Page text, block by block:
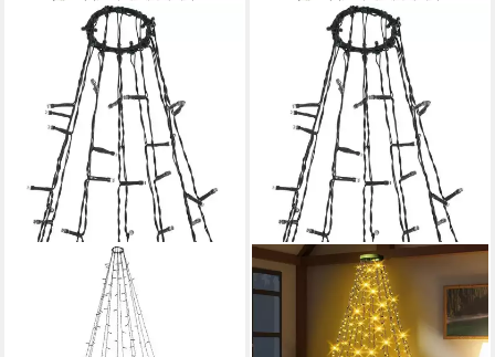
LED-Lichterkette Star-Max
Lichterschnüre mit 160 LEDs
- 8 Stränge je 2m
FHS
LED-Lichterkette LED-
Baumvorhang mit 300 LEDs -
12 Stränge, je 2,5 m